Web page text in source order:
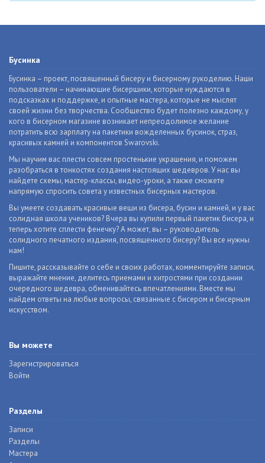
Бусинка
Бусинка – проект, посвященный бисеру и бисерному рукоделию. Наши
пользователи – начинающие бисерщики, которые нуждаются в
подсказках и поддержке, и опытные мастера, которые не мыслят
своей жизни без творчества. Сообщество будет полезно каждому, у
кого в бисерном магазине возникает непреодолимое желание
потратить всю зарплату на пакетики вожделенных бусинок, страз,
красивых камней и компонентов Swarovski.
Мы научим вас плести совсем простенькие украшения, и поможем
разобраться в тонкостях создания настоящих шедевров. У нас вы
найдете схемы, мастер-классы, видео-уроки, а также сможете
напрямую спросить совета у известных бисерных мастеров.
Вы умеете создавать красивые вещи из бисера, бусин и камней, и у вас
солидная школа учеников? Вчера вы купили первый пакетик бисера, и
теперь хотите сплести фенечку? А может, вы – руководитель
солидного печатного издания, посвященного бисеру? Вы все нужны
нам!
Пишите, рассказывайте о себе и своих работах, комментируйте записи,
выражайте мнение, делитесь приемами и хитростями при создании
очередного шедевра, обменивайтесь впечатлениями. Вместе мы
найдем ответы на любые вопросы, связанные с бисером и бисерным
искусством.
Вы можете
Зарегистрироваться
Войти
Разделы
Записи
Разделы
Мастера